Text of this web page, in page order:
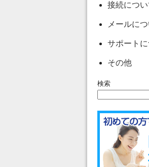
接続につい
メールに
サポート
その他
検索